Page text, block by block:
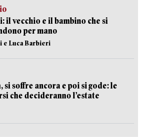
il vecchio e il bambino che si
per mano
e Luca Barbieri
si soffre ancora e poi si gode: le
che decideranno l’estate